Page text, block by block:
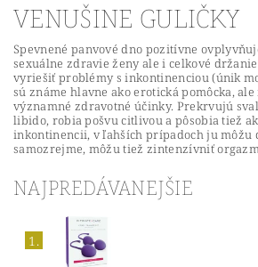
VENUŠINE GULIČKY
Spevnené panvové dno pozitívne
sexuálne zdravie ženy ale i celkové
vyriešiť problémy s inkontinenciou (únik
sú známe hlavne ako erotická pomôcka,
významné zdravotné účinky. Prekrvujú
libido, robia pošvu citlivou a pôsobia tiež
inkontinencii, v ľahších prípadoch ju môžu
samozrejme, môžu tiež zintenzívniť
NAJPREDÁVANEJŠIE
1.